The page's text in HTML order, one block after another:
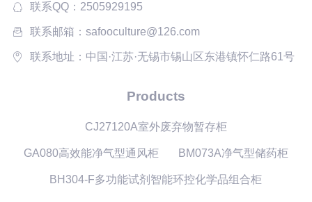
联系QQ：2505929195
联系邮箱：safooculture@126.com
联系地址：中国·江苏·无锡市锡山区东港镇怀仁路61号
Products
CJ27120A室外废弃物暂存柜
GA080高效能净气型通风柜 BM073A净气型储药柜
BH304-F多功能试剂智能环控化学品组合柜